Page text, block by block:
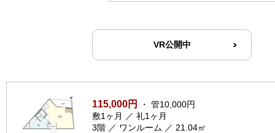
VR公開中
115,000円
・ 管10,000円
敷1ヶ月 ／ 礼1ヶ月
3階 ／ ワンルーム ／ 21.04㎡